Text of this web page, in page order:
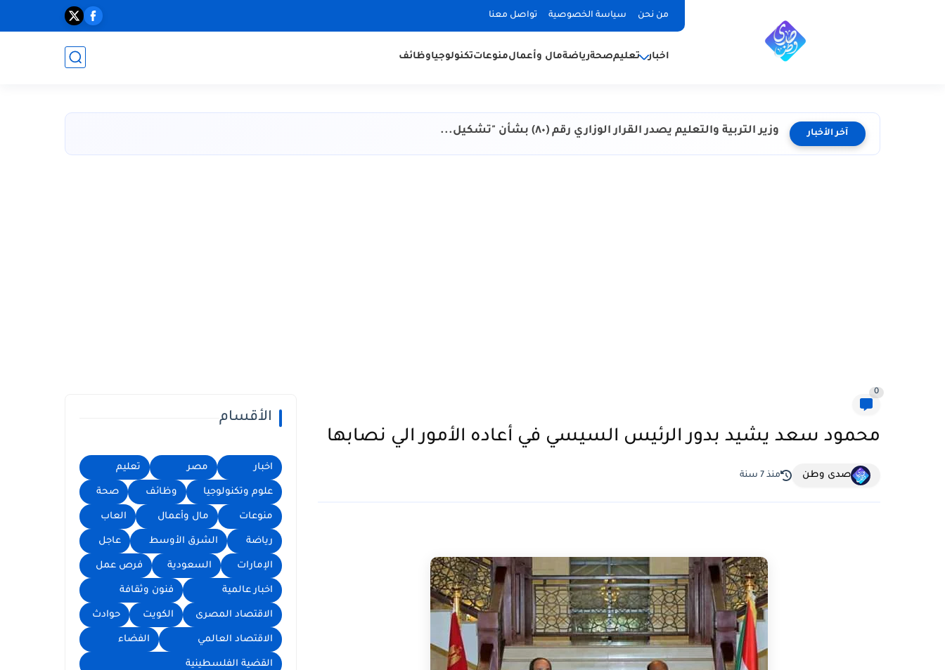
من نحن سياسة الخصوصية تواصل معنا
اخبار تعليمصحةرياضةمال وأعمالمنوعاتتكنولوجياوظائف
آخر الأخبار وزير التربية والتعليم يصدر القرار الوزاري رقم (٨٠) بشأن "تشكيل...
0
محمود سعد يشيد بدور الرئيس السيسي في أعاده الأمور الي نصابها
صدى وطن منذ 7 سنة
الأقسام
اخبار مصر تعليم
علوم وتكنولوجيا وظائف صحة
منوعات مال وأعمال العاب
رياضة الشرق الأوسط عاجل
الإمارات السعودية فرص عمل
اخبار عالمية فنون وثقافة
الاقتصاد المصرى الكويت حوادث
الاقتصاد العالمي الفضاء
القضية الفلسطينية